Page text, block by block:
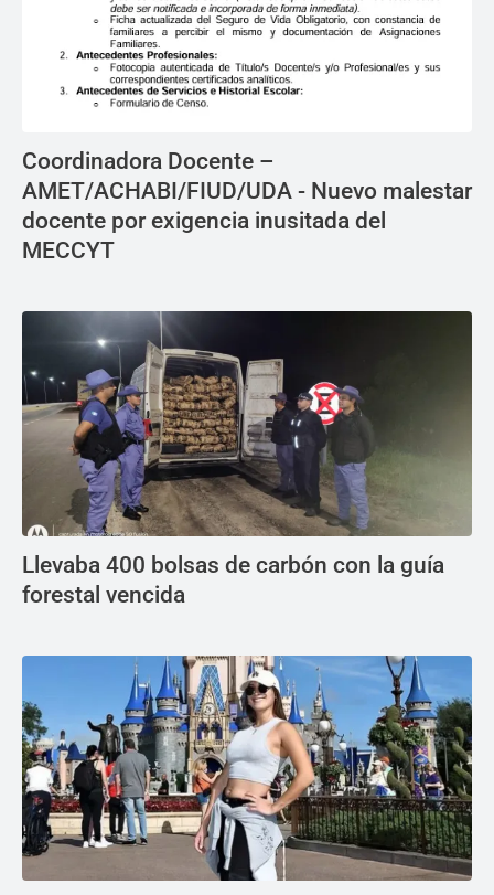
Coordinadora Docente –
AMET/ACHABI/FIUD/UDA - Nuevo malestar
docente por exigencia inusitada del
MECCYT
Llevaba 400 bolsas de carbón con la guía
forestal vencida